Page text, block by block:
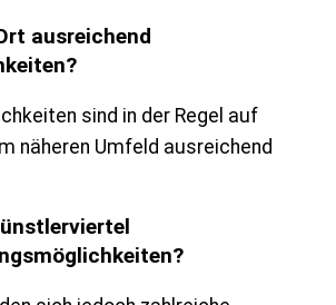
ausreichend
sind in der Regel auf
näheren Umfeld ausreichend